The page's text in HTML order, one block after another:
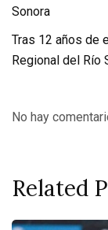
Sonora
Tras 12 años de
Regional del Río
No hay
Related